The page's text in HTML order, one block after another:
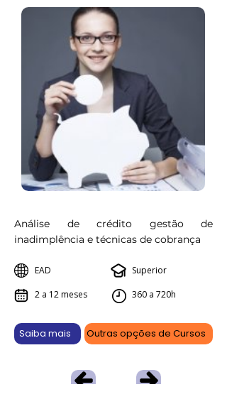
Análise de crédito gestão de
inadimplência e técnicas de cobrança
EAD
2 a 12 meses
Superior
360 a 720h
Saiba mais Outras opções de Cursos